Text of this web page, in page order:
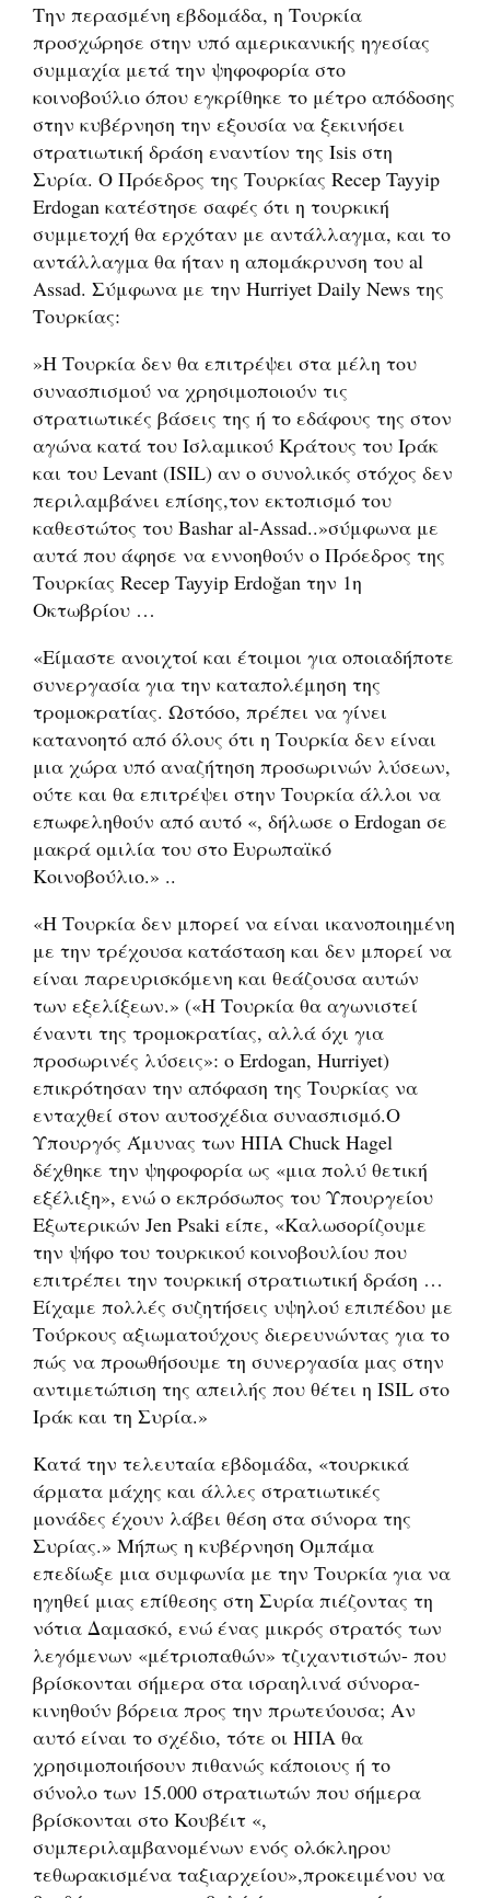
Την περασμένη εβδομάδα, η Τουρκία
προσχώρησε στην υπό αμερικανικής ηγεσίας
συμμαχία μετά την ψηφοφορία στο
κοινοβούλιο όπου εγκρίθηκε το μέτρο απόδοσης
στην κυβέρνηση την εξουσία να ξεκινήσει
στρατιωτική δράση εναντίον της Isis στη
Συρία. Ο Πρόεδρος της Τουρκίας Recep Tayyip
Erdogan κατέστησε σαφές ότι η τουρκική
συμμετοχή θα ερχόταν με αντάλλαγμα, και το
αντάλλαγμα θα ήταν η απομάκρυνση του al
Assad. Σύμφωνα με την Hurriyet Daily News της
Τουρκίας:
»Η Τουρκία δεν θα επιτρέψει στα μέλη του
συνασπισμού να χρησιμοποιούν τις
στρατιωτικές βάσεις της ή το εδάφους της στον
αγώνα κατά του Ισλαμικού Κράτους του Ιράκ
και του Levant (ISIL) αν ο συνολικός στόχος δεν
περιλαμβάνει επίσης,τον εκτοπισμό του
καθεστώτος του Bashar al-Assad..»σύμφωνα με
αυτά που άφησε να εννοηθούν ο Πρόεδρος της
Τουρκίας Recep Tayyip Erdoğan την 1η
Οκτωβρίου …
«Είμαστε ανοιχτοί και έτοιμοι για οποιαδήποτε
συνεργασία για την καταπολέμηση της
τρομοκρατίας. Ωστόσο, πρέπει να γίνει
κατανοητό από όλους ότι η Τουρκία δεν είναι
μια χώρα υπό αναζήτηση προσωρινών λύσεων,
ούτε και θα επιτρέψει στην Τουρκία άλλοι να
επωφεληθούν από αυτό «, δήλωσε ο Erdogan σε
μακρά ομιλία του στο Ευρωπαϊκό
Κοινοβούλιο.» ..
«Η Τουρκία δεν μπορεί να είναι ικανοποιημένη
με την τρέχουσα κατάσταση και δεν μπορεί να
είναι παρευρισκόμενη και θεάζουσα αυτών
των εξελίξεων.» («Η Τουρκία θα αγωνιστεί
έναντι της τρομοκρατίας, αλλά όχι για
προσωρινές λύσεις»: ο Erdogan, Hurriyet)
επικρότησαν την απόφαση της Τουρκίας να
ενταχθεί στον αυτοσχέδια συνασπισμό.Ο
Υπουργός Άμυνας των ΗΠΑ Chuck Hagel
δέχθηκε την ψηφοφορία ως «μια πολύ θετική
εξέλιξη», ενώ ο εκπρόσωπος του Υπουργείου
Εξωτερικών Jen Psaki είπε, «Καλωσορίζουμε
την ψήφο του τουρκικού κοινοβουλίου που
επιτρέπει την τουρκική στρατιωτική δράση …
Είχαμε πολλές συζητήσεις υψηλού επιπέδου με
Τούρκους αξιωματούχους διερευνώντας για το
πώς να προωθήσουμε τη συνεργασία μας στην
αντιμετώπιση της απειλής που θέτει η ISIL στο
Ιράκ και τη Συρία.»
Κατά την τελευταία εβδομάδα, «τουρκικά
άρματα μάχης και άλλες στρατιωτικές
μονάδες έχουν λάβει θέση στα σύνορα της
Συρίας.» Μήπως η κυβέρνηση Ομπάμα
επεδίωξε μια συμφωνία με την Τουρκία για να
ηγηθεί μιας επίθεσης στη Συρία πιέζοντας τη
νότια Δαμασκό, ενώ ένας μικρός στρατός των
λεγόμενων «μέτριοπαθών» τζιχαντιστών- που
βρίσκονται σήμερα στα ισραηλινά σύνορα-
κινηθούν βόρεια προς την πρωτεύουσα; Αν
αυτό είναι το σχέδιο, τότε οι ΗΠΑ θα
χρησιμοποιήσουν πιθανώς κάποιους ή το
σύνολο των 15.000 στρατιωτών που σήμερα
βρίσκονται στο Κουβέιτ «,
συμπεριλαμβανομένων ενός ολόκληρου
τεθωρακισμένα ταξιαρχείου»,προκειμένου να